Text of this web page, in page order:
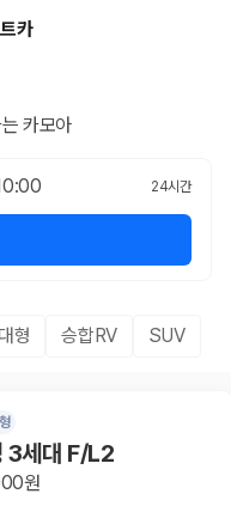
카
카모아
24시간
대형 승합RV SUV
3세대 F/L2
원